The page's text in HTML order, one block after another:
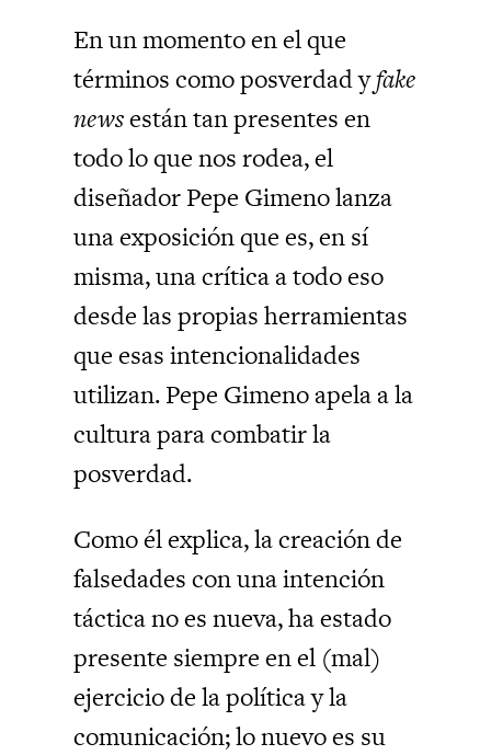
En un momento en el que
términos como posverdad yfake
newsestán tan presentes en
todo lo que nos rodea, el
diseñador Pepe Gimeno lanza
una exposición que es, en sí
misma, una crítica a todo eso
desde las propias herramientas
que esas intencionalidades
utilizan. Pepe Gimeno apela a la
cultura para combatir la
posverdad.
Como él explica, la creación de
falsedades con una intención
táctica no es nueva, ha estado
presente siempre en el (mal)
ejercicio de la política y la
comunicación; lo nuevo es su